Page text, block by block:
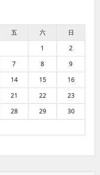
人
五 六
日
1
2
7 8
9
14 15
16
21 22
23
28 29
30